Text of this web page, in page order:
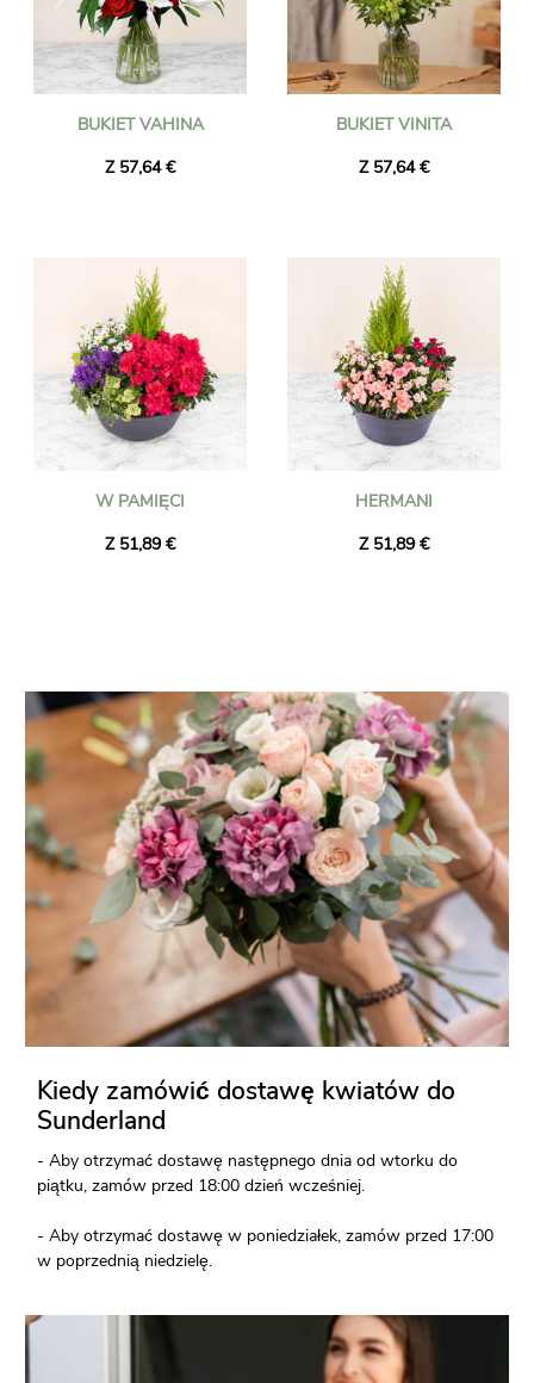
BUKIET VAHINA
Z 57,64 €
BUKIET VINITA
Z 57,64 €
W PAMIĘCI
Z 51,89 €
HERMANI
Z 51,89 €
Kiedy zamówić dostawę kwiatów do
Sunderland
- Aby otrzymać dostawę następnego dnia od wtorku do
piątku, zamów przed 18:00 dzień wcześniej.
- Aby otrzymać dostawę w poniedziałek, zamów przed 17:00
w poprzednią niedzielę.